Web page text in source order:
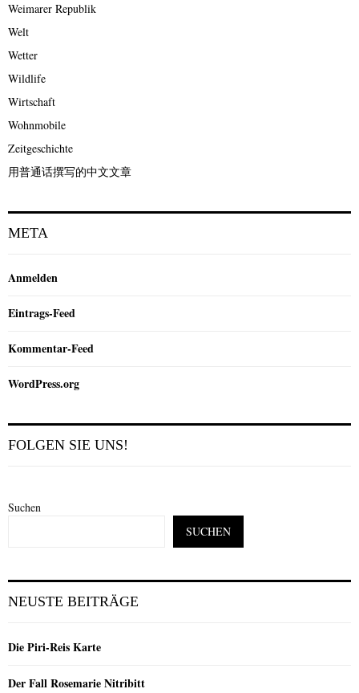
Weimarer Republik
Welt
Wetter
Wildlife
Wirtschaft
Wohnmobile
Zeitgeschichte
用普通话撰写的中文文章
META
Anmelden
Eintrags-Feed
Kommentar-Feed
WordPress.org
FOLGEN SIE UNS!
Suchen
SUCHEN
NEUSTE BEITRÄGE
Die Piri-Reis Karte
Der Fall Rosemarie Nitribitt